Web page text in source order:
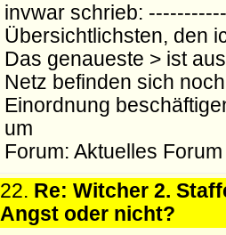
invwar schrieb:
Übersichtlichsten, den
Das genaueste > ist
Netz befinden sich
Einordnung
um
Forum: Aktuelles Forum
22. Re: Witcher 2.
Angst oder nicht?